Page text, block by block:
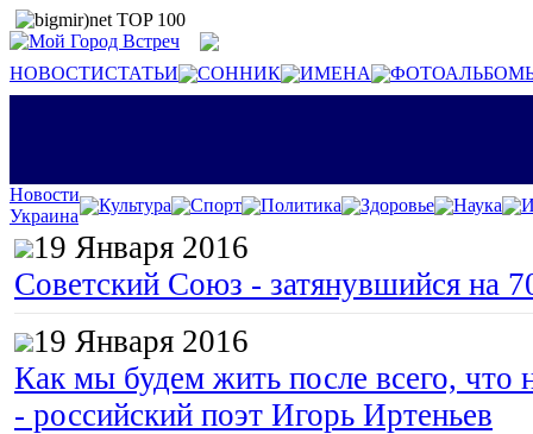
НОВОСТИСТАТЬИ СОННИК ИМЕНА
Новости
Украина
Культура Спорт Политика Здоровье Наука
19 Января 2016
Советский Союз - затянувшийся на
19 Января 2016
Как мы будем жить после всего, что
- российский поэт Игорь Иртеньев